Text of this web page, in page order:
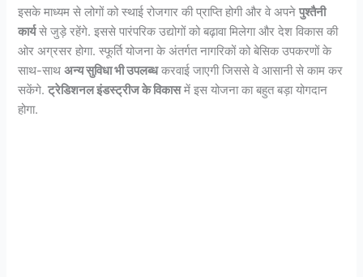
इसके माध्यम से लोगों को स्थाई रोजगार की प्राप्ति होगी और वे अपनेपुश्तैनी
कार्यसे जुड़े रहेंगे. इससे पारंपरिक उद्योगों को बढ़ावा मिलेगा और देश विकास की
ओर अग्रसर होगा. स्फूर्ति योजना के अंतर्गत नागरिकों को बेसिक उपकरणों के
साथ-साथअन्य सुविधा भी उपलब्धकरवाई जाएगी जिससे वे आसानी से काम कर
सकेंगे.ट्रेडिशनल इंडस्ट्रीज के विकासमें इस योजना का बहुत बड़ा योगदान
होगा.